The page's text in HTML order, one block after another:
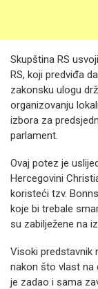
Skupština RS
RS, koji predviđa
zakonsku ulogu
organizovanju
izbora za
parlament.
Ovaj potez je
Hercegovini
koristeći tzv.
koje bi trebale
su zabilježene na
Visoki predstavnik
nakon što vlast na
je zadao i sama